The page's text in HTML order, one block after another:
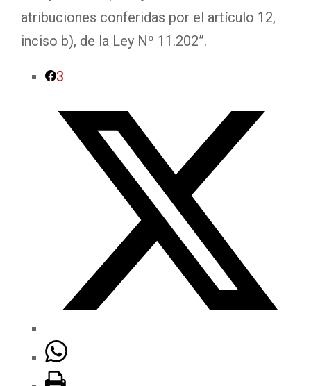
atribuciones conferidas por el artículo 12,
inciso b), de la Ley Nº 11.202”.
3